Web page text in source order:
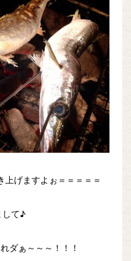
上げますよぉ＝＝＝＝＝
して♪
ダぁ～～～！！！